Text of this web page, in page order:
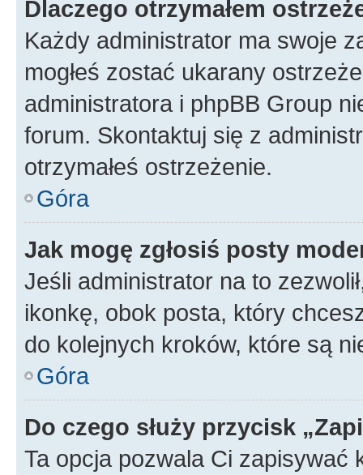
Dlaczego otrzymałem
Każdy administrator ma swoje
mogłeś zostać ukarany
administratora i phpBB Group
forum. Skontaktuj się z
otrzymałeś ostrzeżenie.
Góra
Jak mogę zgłosiś posty
Jeśli administrator na to
ikonkę, obok posta, który
do kolejnych kroków, które są
Góra
Do czego służy przycisk
Ta opcja pozwala Ci zapisywać